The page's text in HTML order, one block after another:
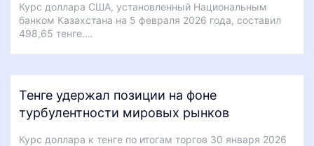
Курс доллара США, установленный Национальным
банком Казахстана на 5 февраля 2026 года, составил
498,65 тенге.…
Тенге удержал позиции на фоне
турбулентности мировых рынков
Курс доллара к тенге по итогам торгов 30 января 2026